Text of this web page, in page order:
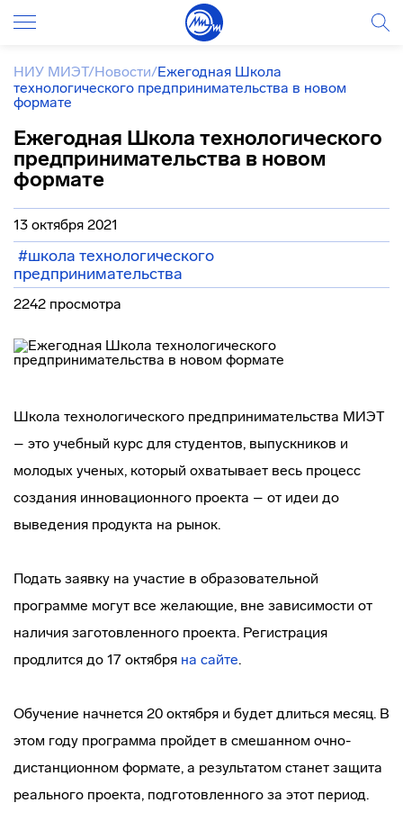
НИУ МИЭТ/Новости/Ежегодная Школа
технологического предпринимательства в новом
формате
Ежегодная Школа технологического
предпринимательства в новом
формате
13 октября 2021
#школа технологического
предпринимательства
2242 просмотра
Школа технологического предпринимательства МИЭТ
– это учебный курс для студентов, выпускников и
молодых ученых, который охватывает весь процесс
создания инновационного проекта – от идеи до
выведения продукта на рынок.
Подать заявку на участие в образовательной
программе могут все желающие, вне зависимости от
наличия заготовленного проекта. Регистрация
продлится до 17 октября на сайте.
Обучение начнется 20 октября и будет длиться месяц. В
этом году программа пройдет в смешанном очно-
дистанционном формате, а результатом станет защита
реального проекта, подготовленного за этот период.